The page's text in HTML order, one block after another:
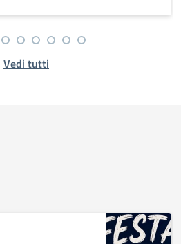
Vedi tutti